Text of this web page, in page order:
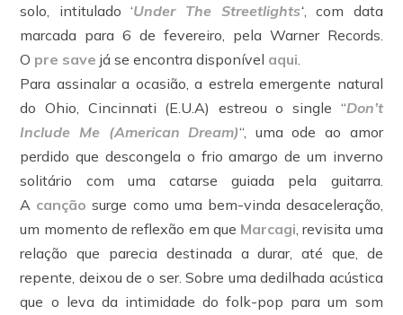
solo, intitulado ‘Under The Streetlights‘, com data
marcada para 6 de fevereiro, pela Warner Records.
O pre save já se encontra disponível aqui
Para assinalar a ocasião, a estrela emergente natural
do Ohio, Cincinnati (E.U.A) estreou o single “Don’t
Include Me (American Dream)“, uma ode ao amor
perdido que descongela o frio amargo de um inverno
solitário com uma catarse guiada pela guitarra.
A canção surge como uma bem-vinda desaceleração,
um momento de reflexão em que Marcagi , revisita uma
relação que parecia destinada a durar, até que, de
repente, deixou de o ser. Sobre uma dedilhada acústica
que o leva da intimidade do folk-pop para um som